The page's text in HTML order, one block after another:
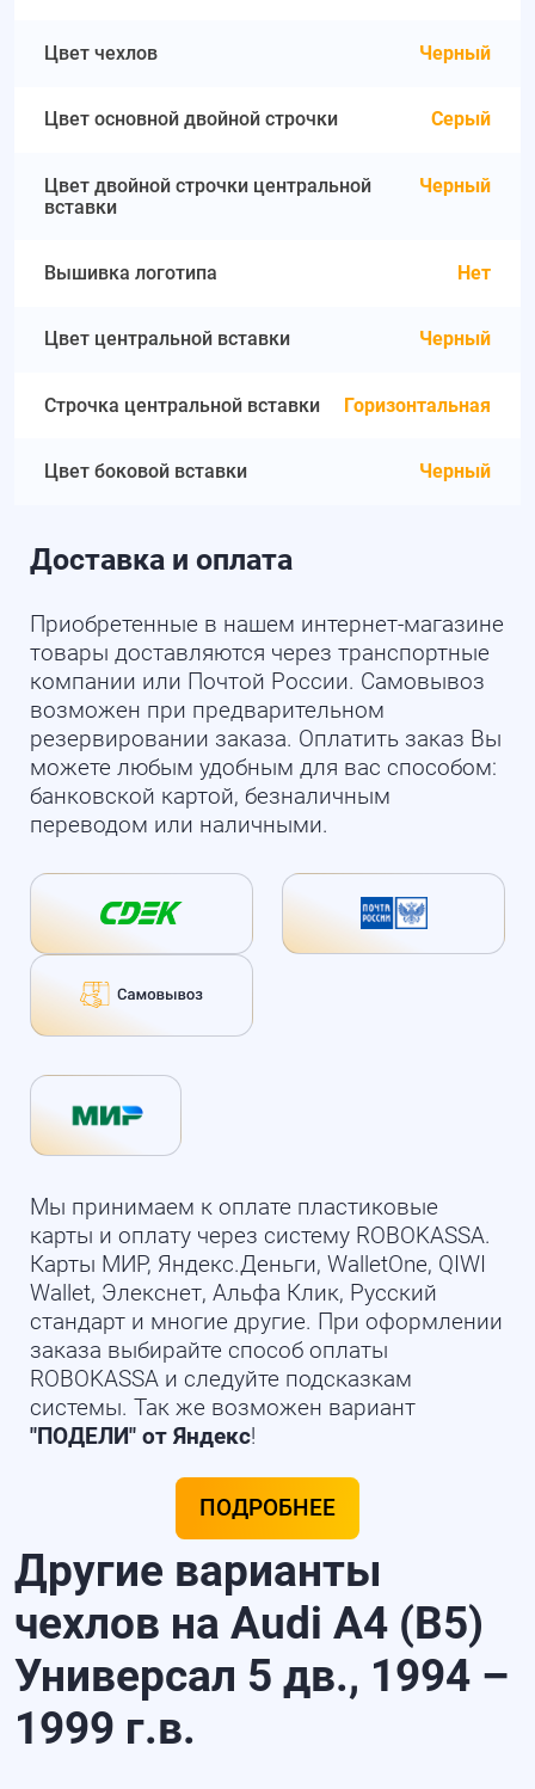
Цвет чехлов Черный
Цвет основной двойной строчки Серый
Цвет двойной строчки центральной
вставки
Черный
Вышивка логотипа Нет
Цвет центральной вставки Черный
Строчка центральной вставки Горизонтальная
Цвет боковой вставки Черный
Доставка и оплата
Приобретенные в нашем интернет-магазине
товары доставляются через транспортные
компании или Почтой России. Самовывоз
возможен при предварительном
резервировании заказа. Оплатить заказ Вы
можете любым удобным для вас способом:
банковской картой, безналичным
переводом или наличными.
Мы принимаем к оплате пластиковые
карты и оплату через систему ROBOKASSA.
Карты МИР, Яндекс.Деньги, WalletOne, QIWI
Wallet, Элекснет, Альфа Клик, Русский
стандарт и многие другие. При оформлении
заказа выбирайте способ оплаты
ROBOKASSA и следуйте подсказкам
системы. Так же возможен вариант
"ПОДЕЛИ" от Яндекс!
ПОДРОБНЕЕ
Другие варианты
чехлов на Audi A4 (B5)
Универсал 5 дв., 1994 –
1999 г.в.